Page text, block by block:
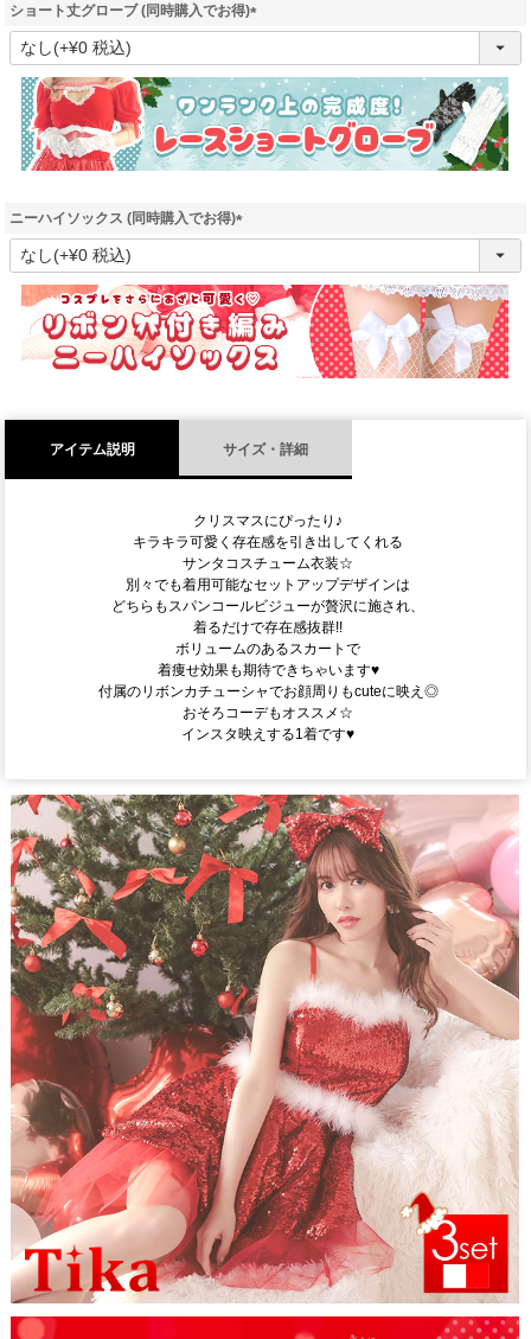
ショート丈グローブ (同時購入でお得)
(
須
)
ニーハイソックス (同時購入でお得)
(
須
)
アイテム説明 サイズ・詳細
クリスマスにぴったり♪
キラキラ可愛く存在感を引き出してくれる
サンタコスチューム衣装☆
別々でも着用可能なセットアップデザインは
どちらもスパンコールビジューが贅沢に施され、
着るだけで存在感抜群!!
ボリュームのあるスカートで
着痩せ効果も期待できちゃいます♥
付属のリボンカチューシャでお顔周りもcuteに映え◎
おそろコーデもオススメ☆
インスタ映えする1着です♥